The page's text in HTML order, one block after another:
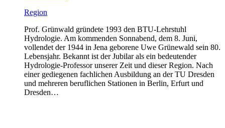
Region
Prof. Grünwald gründete 1993 den BTU-Lehrstuhl
Hydrologie. Am kommenden Sonnabend, dem 8. Juni,
vollendet der 1944 in Jena geborene Uwe Grünewald sein 80.
Lebensjahr. Bekannt ist der Jubilar als ein bedeutender
Hydrologie-Professor unserer Zeit und dieser Region. Nach
einer gediegenen fachlichen Ausbildung an der TU Dresden
und mehreren beruflichen Stationen in Berlin, Erfurt und
Dresden…